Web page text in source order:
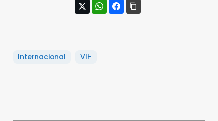
Internacional VIH